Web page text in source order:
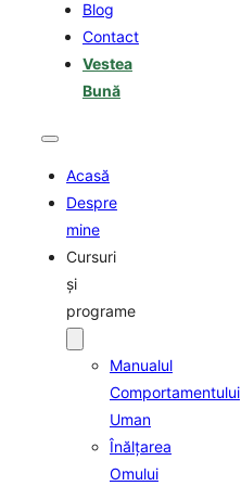
Blog
Contact
Vestea
Bună
Acasă
Despre
mine
Cursuri
şi
programe
Manualul
Comportamentului
Uman
Înălţarea
Omului